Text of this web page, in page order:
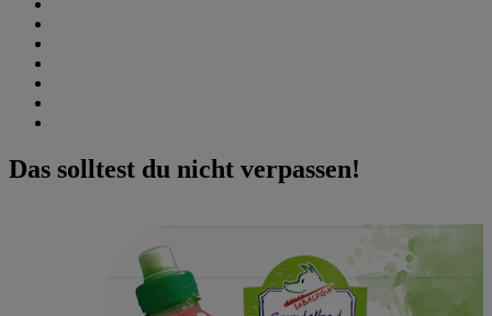
Das solltest du nicht verpassen!